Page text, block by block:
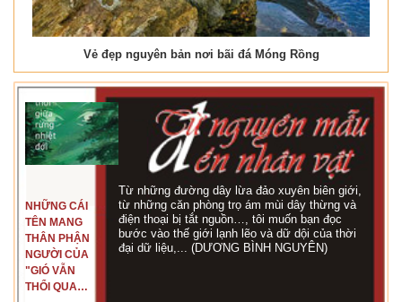
Vẻ đẹp nguyên bản nơi bãi đá Móng Rồng
NHỮNG CÁI
TÊN MANG
THÂN PHẬN
NGƯỜI CỦA
"GIÓ VẪN
THỔI QUA
Từ những đường dây lừa đảo xuyên biên giới,
từ những căn phòng trọ ám mùi dây thừng và
điện thoại bị tắt nguồn…, tôi muốn bạn đọc
bước vào thế giới lạnh lẽo và dữ dội của thời
đại dữ liệu,... (DƯƠNG BÌNH NGUYÊN)